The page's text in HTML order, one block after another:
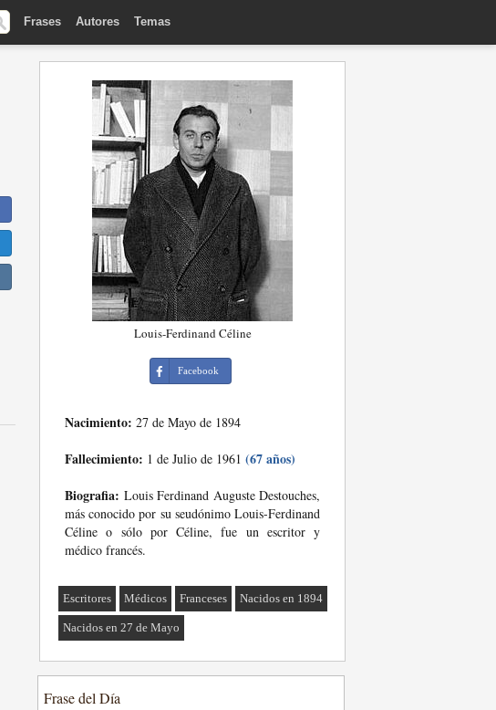
Frases Autores Temas
Louis-Ferdinand Céline
Facebook
Nacimiento: 27 de Mayo de 1894
Fallecimiento: 1 de Julio de 1961 (67 años)
Biografia: Louis Ferdinand Auguste Destouches,
más conocido por su seudónimo Louis-Ferdinand
Céline o sólo por Céline, fue un escritor y
médico francés.
Escritores Médicos Franceses Nacidos en 1894
Nacidos en 27 de Mayo
Frase del Día